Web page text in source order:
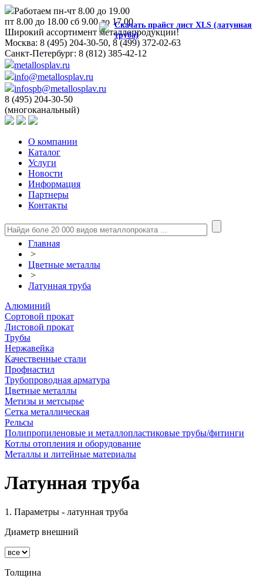
Работаем пн-чт 8.00 до 19.00
пт 8.00 до 18.00 сб 9.00 до 17.00
Широкий ассортимент металлопродукции!
Москва: 8 (495) 204-30-50, 8 (499) 372-02-63
Санкт-Петербург: 8 (812) 385-42-12
metallosplav.ru
info@metallosplav.ru
infospb@metallosplav.ru
8 (495) 204-30-50
(многоканальный)
О компании
Каталог
Услуги
Новости
Информация
Партнеры
Контакты
Главная
>
Цветные металлы
>
Латунная труба
Алюминий
Сортовой прокат
Листовой прокат
Трубы
Нержавейка
Качественные стали
Профнастил
Трубопроводная арматура
Цветные металлы
Метизы и метсырье
Сетка металлическая
Рельсы
Полипропиленовые и металлопластиковые трубы/фитинги
Котлы отопления и оборудование
Металлы и литейные материалы
Латунная труба
Скачать прайст лист XLS (латунная
труба)
1. Параметры - латунная труба
Диаметр внешний
Толщина